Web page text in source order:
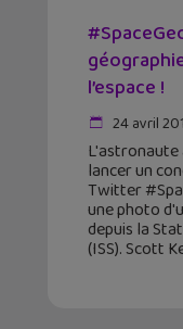
l’espace !
24 avril
lancer un
Twitter
une photo
depuis la
(ISS). Scott